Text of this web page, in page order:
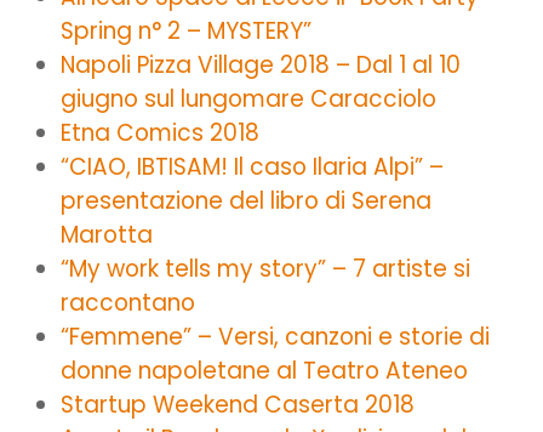
Spring n° 2 – MYSTERY”
Napoli Pizza Village 2018 – Dal 1 al 10
giugno sul lungomare Caracciolo
Etna Comics 2018
“CIAO, IBTISAM! Il caso Ilaria Alpi” –
presentazione del libro di Serena
Marotta
“My work tells my story” – 7 artiste si
raccontano
“Femmene” – Versi, canzoni e storie di
donne napoletane al Teatro Ateneo
Startup Weekend Caserta 2018